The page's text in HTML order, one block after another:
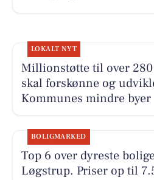
LOKALT NYT
Millionstøtte til over
skal forskønne og
Kommunes mindre byer
BOLIGMARKED
Top 6 over dyreste
Løgstrup. Priser op til